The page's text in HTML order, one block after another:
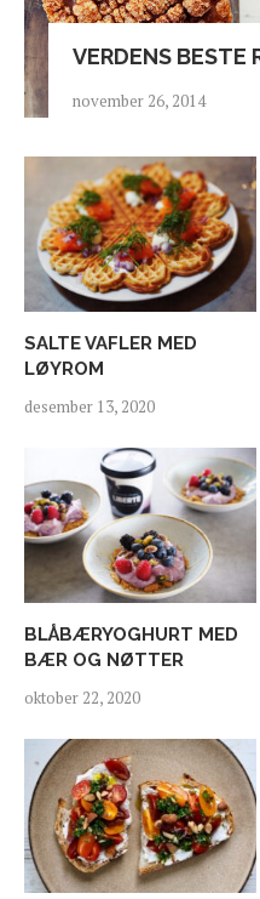
VERDENS BESTE
november 26, 2014
SALTE VAFLER MED
LØYROM
desember 13, 2020
BLÅBÆRYOGHURT MED
BÆR OG NØTTER
oktober 22, 2020